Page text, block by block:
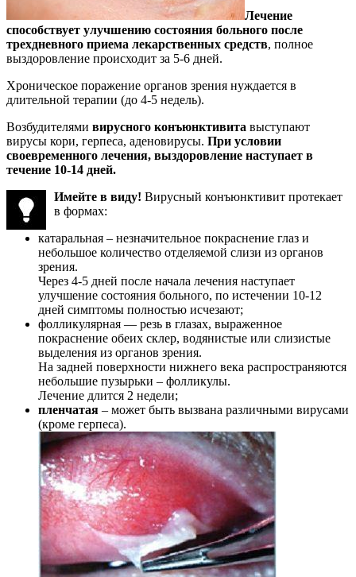
Лечение
способствует улучшению состояния больного после
трехдневного приема лекарственных средств, полное
выздоровление происходит за 5-6 дней.
Хроническое поражение органов зрения нуждается в
длительной терапии (до 4-5 недель).
Возбудителями вирусного конъюнктивита выступают
вирусы кори, герпеса, аденовирусы. При условии
своевременного лечения, выздоровление наступает в
течение 10-14 дней.
Имейте в виду! Вирусный конъюнктивит протекает
в формах:
катаральная – незначительное покраснение глаз и
небольшое количество отделяемой слизи из органов
зрения.
Через 4-5 дней после начала лечения наступает
улучшение состояния больного, по истечении 10-12
дней симптомы полностью исчезают;
фолликулярная — резь в глазах, выраженное
покраснение обеих склер, водянистые или слизистые
выделения из органов зрения.
На задней поверхности нижнего века распространяются
небольшие пузырьки – фолликулы.
Лечение длится 2 недели;
пленчатая – может быть вызвана различными вирусами
(кроме герпеса).